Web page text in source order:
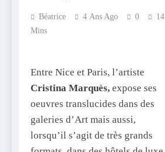
Béatrice 4 Ans Ago 0
14
Mins
Entre Nice et Paris, l’artiste
Cristina Marquès, expose ses
oeuvres translucides dans des
galeries d’Art mais aussi,
lorsqu’il s’agit de très grands